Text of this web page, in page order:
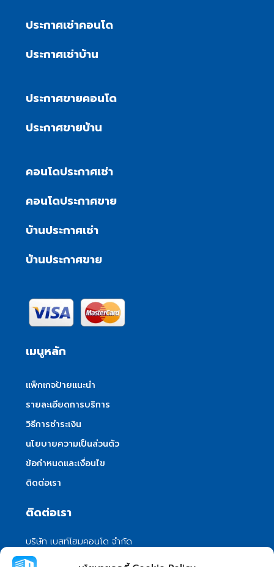
ประกาศเช่าคอนโด
ประกาศเช่าบ้าน
ประกาศขายคอนโด
ประกาศขายบ้าน
คอนโดประกาศเช่า
คอนโดประกาศขาย
บ้านประกาศเช่า
บ้านประกาศขาย
เมนูหลัก
แพ็กเกจป้ายแนะนำ
รายละเอียดการบริการ
วิธีการชำระเงิน
นโยบายความเป็นส่วนตัว
ข้อกำหนดและเงื่อนไข
ติดต่อเรา
ติดต่อเรา
บริษัท เบสท์โฮมคอนโด จำกัด